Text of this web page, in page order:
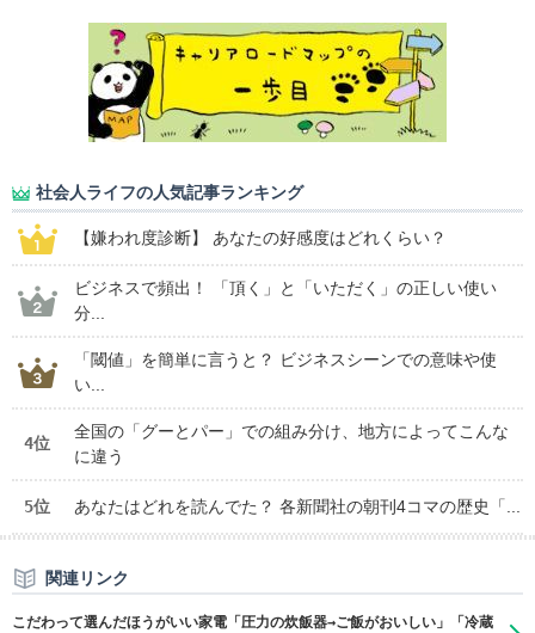
社会人ライフの人気記事ランキング
【嫌われ度診断】 あなたの好感度はどれくらい？
ビジネスで頻出！ 「頂く」と「いただく」の正しい使い
分...
「閾値」を簡単に言うと？ ビジネスシーンでの意味や使
い...
4位
全国の「グーとパー」での組み分け、地方によってこんな
に違う
5位 あなたはどれを読んでた？ 各新聞社の朝刊4コマの歴史「...
関連リンク
こだわって選んだほうがいい家電「圧力の炊飯器→ご飯がおいしい」「冷蔵